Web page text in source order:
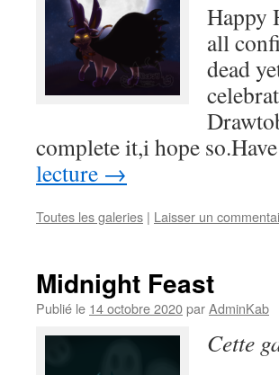
Happy
all
dead
complete it,i hope
lecture →
Toutes les galeries | Laisser un
Midnight Feast
Publié le 14 octobre 2020parAdminKab
Cette